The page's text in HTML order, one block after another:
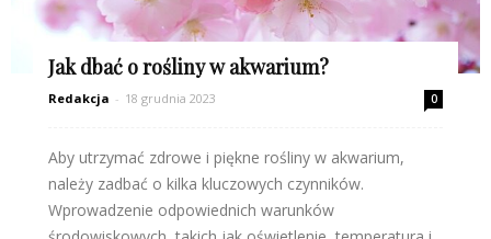
Jak dbać o rośliny w akwarium?
Redakcja - 18 grudnia 2023 0
Aby utrzymać zdrowe i piękne rośliny w akwarium,
należy zadbać o kilka kluczowych czynników.
Wprowadzenie odpowiednich warunków